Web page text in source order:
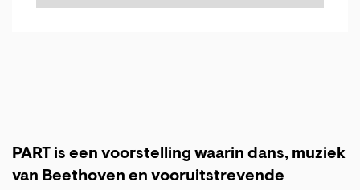
PART is een voorstelling waarin dans, muziek
van Beethoven en vooruitstrevende